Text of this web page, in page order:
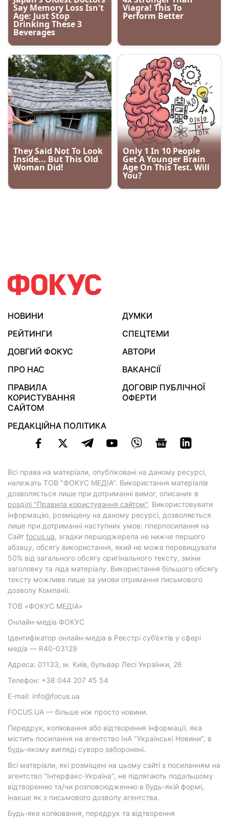
НОВИНИ
ДУМКИ
РЕЙТИНГИ
СПЕЦТЕМИ
ДОВГИЙ ФОКУС
АВТОРИ
ПРО НАС
ВАКАНСІЇ
ПРАВИЛА
КОРИСТУВАННЯ
САЙТОМ
ДОГОВІР ПУБЛІЧНОЇ
ОФЕРТИ
РЕДАКЦІЙНА ПОЛІТИКА
Всі права на матеріали, опубліковані на даному ресурсі,
належать ТОВ "ФОКУС МЕДІА". Використання матеріалів
дозволяється лише при дотриманні вимог, описаних в
розділі "Правила користування сайтом". Використовувати
інформацію, розміщену на даному ресурсі, дозволяється
лише при дотриманні наступних умов: гіперпосилання на
Cайт focus.ua, згадки першоджерела не нижче першого
абзацу, обсягу використання, який не може перевищувати
50% від загального обсягу оригінального тексту, зміни
заголовку та ліда матеріалу. Використання більшого обсягу
тексту можливе лише за умови отримання письмового
дозволу Компанії.
ТОВ «ФОКУС МЕДІА»
Онлайн-медіа ФОКУС
Ідентифікатор онлайн-медіа в Реєстрі суб’єктів у сфері
медіа — R40-03129
Адреса: 01133, м. Київ, бульвар Лесі Українки, 26
Телефон: +38 044 207 45 54
E-mail: info@focus.ua
FOCUS.UA — більше ніж просто новини.
Передрук, копіювання або відтворення інформації, яка
містить посилання на агентство ІнА "Українські Новини", в
будь-якому вигляді суворо заборонені.
Всі матеріали, які розміщені на цьому сайті з посиланням на
агентство "Інтерфакс-Україна", не підлягають подальшому
відтворенню та/чи розповсюдженню в будь-якій формі,
інакше як з письмового дозволу агентства.
Будь-яке копіювання, передрук та відтворення